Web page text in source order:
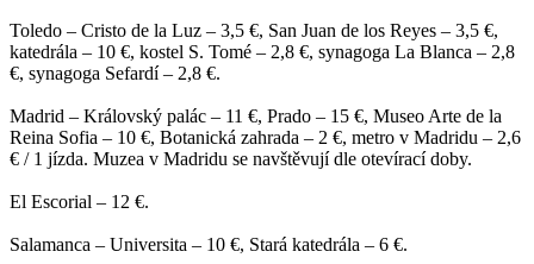
Toledo – Cristo de la Luz – 3,5 €, San Juan de los Reyes – 3,5 €,
katedrála – 10 €, kostel S. Tomé – 2,8 €, synagoga La Blanca – 2,8
€, synagoga Sefardí – 2,8 €.
Madrid – Královský palác – 11 €, Prado – 15 €, Museo Arte de la
Reina Sofia – 10 €, Botanická zahrada – 2 €, metro v Madridu – 2,6
€ / 1 jízda. Muzea v Madridu se navštěvují dle otevírací doby.
El Escorial – 12 €.
Salamanca – Universita – 10 €, Stará katedrála – 6 €.